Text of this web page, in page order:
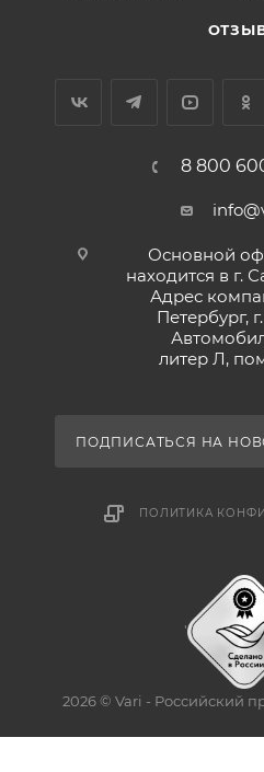
8 800
Основной
находится в г.
Адрес
Петербург,
литер Л,
ПОДПИСАТЬСЯ НА
ПОЛИТИКА
'
2026 © Vari - Российский